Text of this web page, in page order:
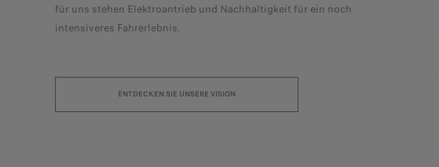
für uns stehen Elektroantrieb und Nachhaltigkeit für ein noch
intensiveres Fahrerlebnis.
ENTDECKEN SIE UNSERE VISION